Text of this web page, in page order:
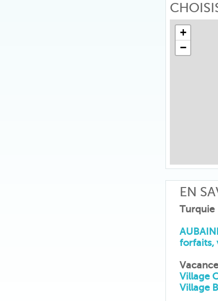
+
−
EN
Turquie
forfaits,
Village
Village